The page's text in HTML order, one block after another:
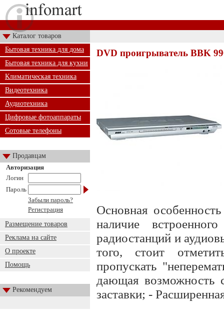
Каталог товаров
Бытовая техника для дома
Бытовая техника для кухни
Климатическая техника
Видеотехника
Аудиотехника
Цифровые фотоаппараты
Сотовые телефоны
Продавцам
Авторизация
Логин
Пароль
Забыли пароль?
Регистрация
Размещение товаров
Реклама на сайте
О проекте
Помощь
Рекомендуем
DVD проигрыватель BBK
Основная
наличие
радиостанций и
того, стоит
пропускать
дающая возможность
заставки; -